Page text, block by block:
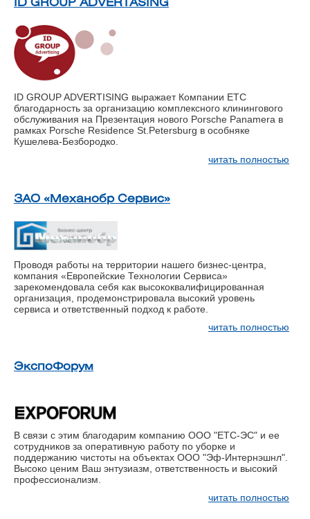
ID GROUP ADVERTASING
ID GROUP ADVERTISING выражает Компании ЕТС
благодарность за организацию комплексного клинингового
обслуживания на Презентация нового Porsche Panamerа в
рамках Porsche Residence St.Petersburg в особняке
Кушелева-Безбородко.
читать полностью
ЗАО «Механобр Сервис»
Проводя работы на территории нашего бизнес-центра,
компания «Европейские Технологии Сервиса»
зарекомендовала себя как высококвалифицированная
организация, продемонстрировала высокий уровень
сервиса и ответственный подход к работе.
читать полностью
ЭкспоФорум
В связи с этим благодарим компанию ООО "ЕТС-ЭС" и ее
сотрудников за оперативную работу по уборке и
поддержанию чистоты на объектах ООО "Эф-Интернэшнл".
Высоко ценим Ваш энтузиазм, ответственность и высокий
профессионализм.
читать полностью